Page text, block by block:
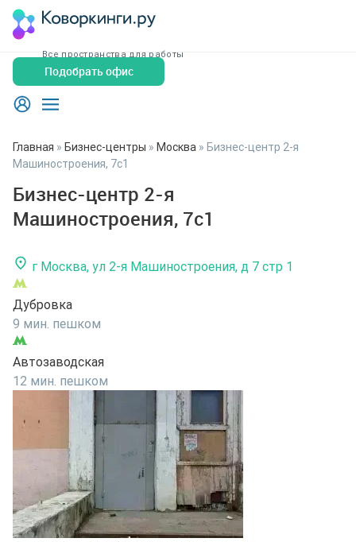
Все пространства для работы
Подобрать офис
Главная » Бизнес-центры » Москва » Бизнес-центр 2-я
Машиностроения, 7с1
Бизнес-центр 2-я
Машиностроения, 7с1
г Москва, ул 2-я Машиностроения, д 7 стр 1
Дубровка
9 мин. пешком
Автозаводская
12 мин. пешком